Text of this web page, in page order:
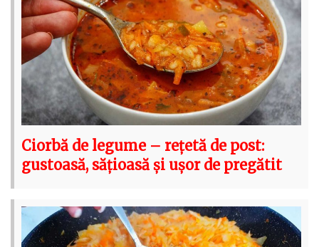
Ciorbă de legume – rețetă de post:
gustoasă, sățioasă și ușor de pregătit